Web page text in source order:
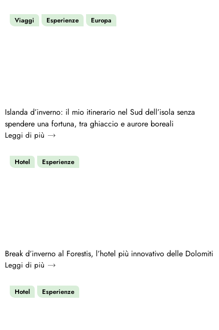
Viaggi Esperienze Europa
Islanda d’inverno: il mio itinerario nel Sud dell’isola senza
spendere una fortuna, tra ghiaccio e aurore boreali
Leggi di più
Hotel Esperienze
Break d’inverno al Forestis, l’hotel più innovativo delle Dolomiti
Leggi di più
Hotel Esperienze